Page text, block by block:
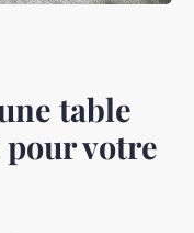
table
pour votre